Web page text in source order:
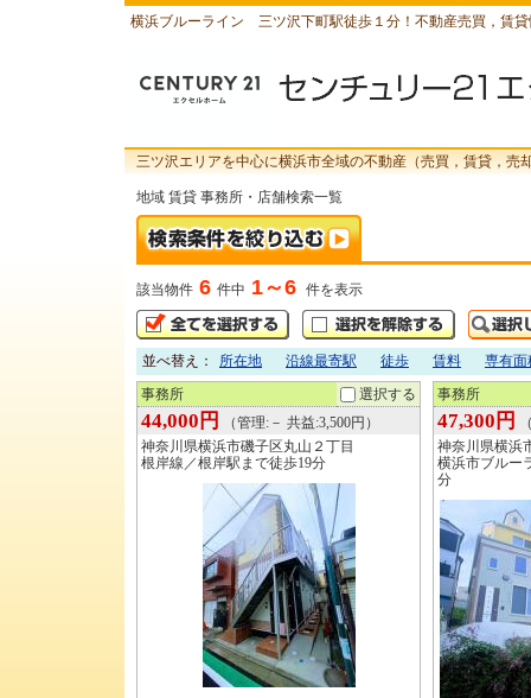
横浜ブルーライン 三ツ沢下町駅徒歩１分！不動産売買，賃
三ツ沢エリアを中心に横浜市全域の不動産（売買，賃貸，
地域 賃貸 事務所・店舗検索一覧
該当物件 6 件中 1～6 件を表示
並べ替え： 所在地 沿線最寄駅 徒歩 賃料 専有面
事務所 選択する
44,000円
（管理:－ 共益:3,500円）
神奈川県横浜市磯子区丸山２丁目
根岸線／根岸駅まで徒歩19分
事務所
47,300円
神奈川県横浜
横浜市ブルー
分